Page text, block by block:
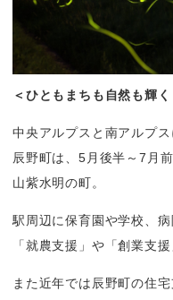
＜ひともまちも自然も輝
中央アルプスと南アルプ
辰野町は、5月後半～7月
山紫水明の町。
駅周辺に保育園や学校、
「就農支援」や「創業支
また近年では辰野町の住